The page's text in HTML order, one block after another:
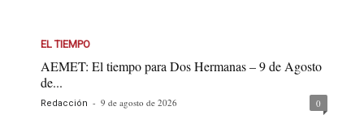
EL TIEMPO
AEMET: El tiempo para Dos Hermanas – 9 de Agosto
de...
Redacción - 9 de agosto de 2026 0